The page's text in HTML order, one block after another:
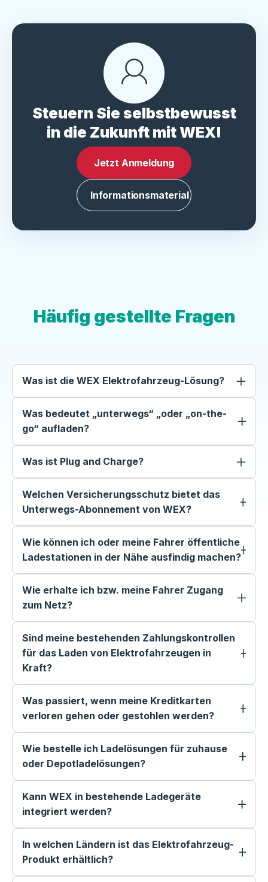
Steuern Sie selbstbewusst
in die Zukunft mit WEX!
Jetzt Anmeldung
Informationsmaterial
Häufig gestellte Fragen
Was ist die WEX Elektrofahrzeug-Lösung?
Was bedeutet „unterwegs“ „oder „on-the-
go“ aufladen?
Was ist Plug and Charge?
Welchen Versicherungsschutz bietet das
Unterwegs-Abonnement von WEX?
Wie können ich oder meine Fahrer öffentliche
Ladestationen in der Nähe ausfindig machen?
Wie erhalte ich bzw. meine Fahrer Zugang
zum Netz?
Sind meine bestehenden Zahlungskontrollen
für das Laden von Elektrofahrzeugen in
Kraft?
Was passiert, wenn meine Kreditkarten
verloren gehen oder gestohlen werden?
Wie bestelle ich Ladelösungen für zuhause
oder Depotladelösungen?
Kann WEX in bestehende Ladegeräte
integriert werden?
In welchen Ländern ist das Elektrofahrzeug-
Produkt erhältlich?